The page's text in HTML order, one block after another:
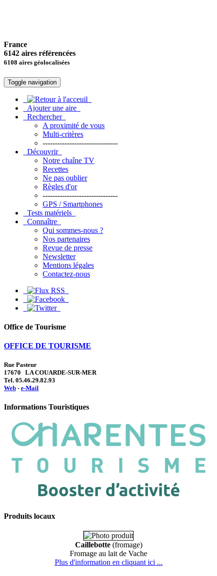
France
6142 aires référencées
6108 aires géolocalisées
Toggle navigation
Ajouter une aire
Rechercher
A proximité de vous
Multi-critères
-------------------------------
Découvrir
Notre chaîne TV
Recettes
Ne pas oublier
Règles d'or
-------------------------------
GPS / Smartphones
Tests matériels
Connaître
Qui sommes-nous ?
Nos partenaires
Revue de presse
Newsletter
Mentions légales
Contactez-nous
Office de Tourisme
OFFICE DE TOURISME
Rue Pasteur
17670 LA COUARDE-SUR-MER
Tel. 05.46.29.82.93
Web - e-Mail
Informations Touristiques
Produits locaux
Caillebotte(fromage)
Fromage au lait de Vache
Plus d'information en cliquant ici ...